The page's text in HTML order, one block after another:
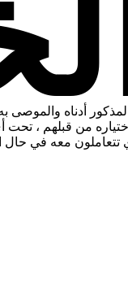
أدناه والموصى
من قبلهم ،
معه في حال